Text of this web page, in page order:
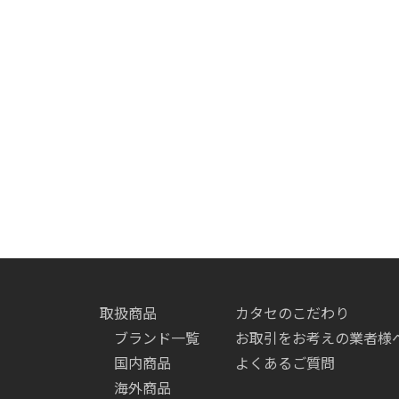
取扱商品
ブランド一覧
国内商品
海外商品
カタセのこだわり
お取引をお考えの業者様
よくあるご質問